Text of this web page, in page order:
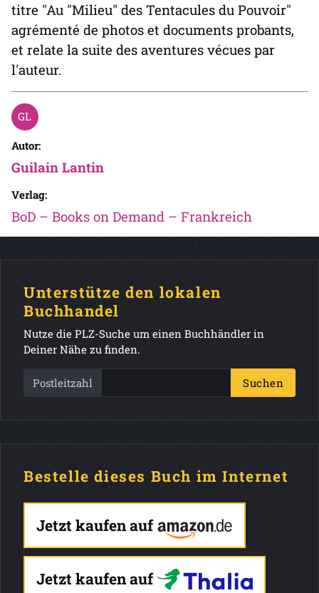
titre "Au "Milieu" des Tentacules du Pouvoir"
agrémenté de photos et documents probants,
et relate la suite des aventures vécues par
l'auteur.
Autor:
Guilain Lantin
Verlag:
BoD – Books on Demand – Frankreich
Unterstütze den lokalen
Buchhandel
Nutze die PLZ-Suche um einen Buchhändler in
Deiner Nähe zu finden.
Postleitzahl Suchen
Bestelle dieses Buch im Internet
Jetzt kaufen auf
Jetzt kaufen auf